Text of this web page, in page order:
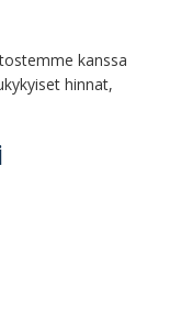
kanssa
hinnat,